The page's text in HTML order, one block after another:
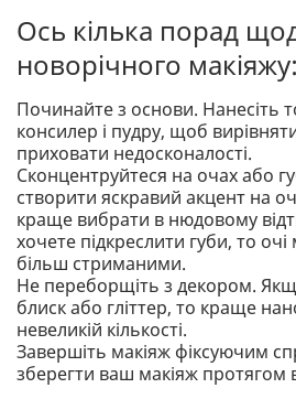
Ось кілька порад
новорічного макіяжу:
Починайте з основи. Нанесіть
консилер і пудру, щоб
приховати недосконалості.
Сконцентруйтеся на очах або
створити яскравий акцент на
краще вибрати в нюдовому
хочете підкреслити губи, то
більш стриманими.
Не переборщіть з декором.
блиск або гліттер, то краще
невеликій кількості.
Завершіть макіяж фіксуючим
зберегти ваш макіяж протягом